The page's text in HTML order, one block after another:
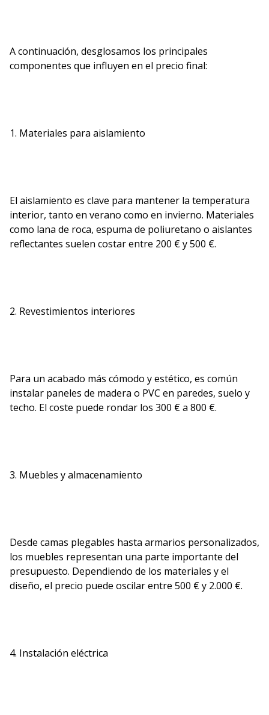
A continuación, desglosamos los principales
componentes que influyen en el precio final:
1. Materiales para aislamiento
El aislamiento es clave para mantener la temperatura
interior, tanto en verano como en invierno. Materiales
como lana de roca, espuma de poliuretano o aislantes
reflectantes suelen costar entre 200 € y 500 €.
2. Revestimientos interiores
Para un acabado más cómodo y estético, es común
instalar paneles de madera o PVC en paredes, suelo y
techo. El coste puede rondar los 300 € a 800 €.
3. Muebles y almacenamiento
Desde camas plegables hasta armarios personalizados,
los muebles representan una parte importante del
presupuesto. Dependiendo de los materiales y el
diseño, el precio puede oscilar entre 500 € y 2.000 €.
4. Instalación eléctrica